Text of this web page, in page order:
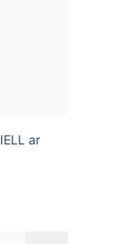
ar